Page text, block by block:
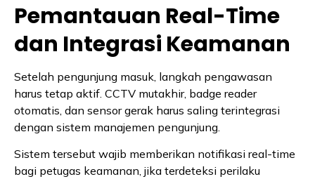
Pemantauan Real-Time
dan Integrasi Keamanan
Setelah pengunjung masuk, langkah pengawasan
harus tetap aktif. CCTV mutakhir, badge reader
otomatis, dan sensor gerak harus saling terintegrasi
dengan sistem manajemen pengunjung.
Sistem tersebut wajib memberikan notifikasi real-time
bagi petugas keamanan, jika terdeteksi perilaku